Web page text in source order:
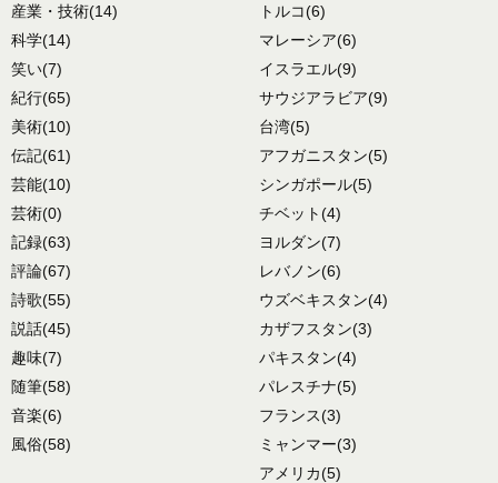
産業・技術(14)
科学(14)
笑い(7)
紀行(65)
美術(10)
伝記(61)
芸能(10)
芸術(0)
記録(63)
評論(67)
詩歌(55)
説話(45)
趣味(7)
随筆(58)
音楽(6)
風俗(58)
トルコ(6)
マレーシア(6)
イスラエル(9)
サウジアラビア(9)
台湾(5)
アフガニスタン(5)
シンガポール(5)
チベット(4)
ヨルダン(7)
レバノン(6)
ウズベキスタン(4)
カザフスタン(3)
パキスタン(4)
パレスチナ(5)
フランス(3)
ミャンマー(3)
アメリカ(5)